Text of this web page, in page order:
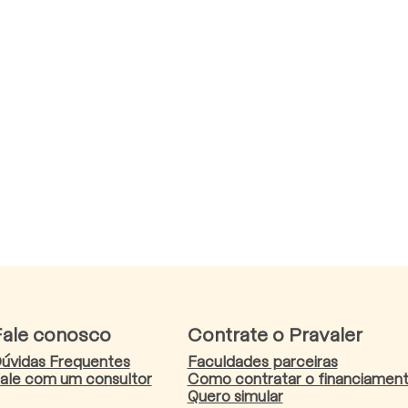
conosco
Frequentes
com um consultor
Contrate o Pravaler
Faculdades parceiras
Como contratar o
Quero simular